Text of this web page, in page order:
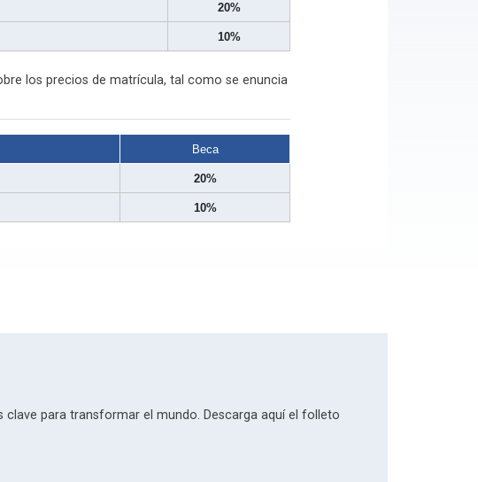
20%
10%
los precios de matrícula, tal como se enuncia
Beca
20%
10%
clave para transformar el mundo. Descarga aquí el folleto